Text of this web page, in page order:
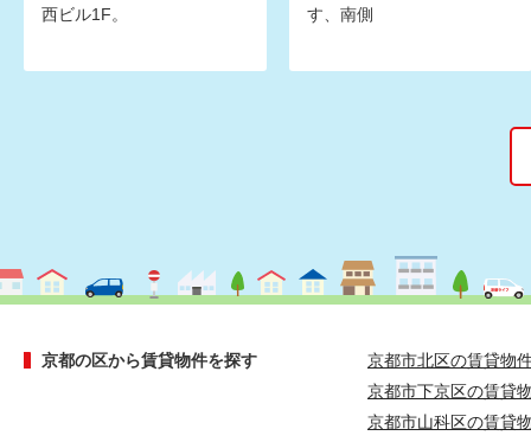
西ビル1F。
す、南側
京都の区から賃貸物件を探す
京都市北区の賃貸物
京都市下京区の賃貸
京都市山科区の賃貸